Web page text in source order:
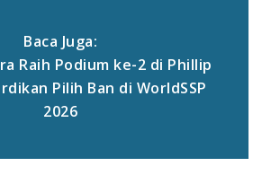
Baca Juga:
Raih Podium ke-2 di Phillip
Pilih Ban di WorldSSP
2026